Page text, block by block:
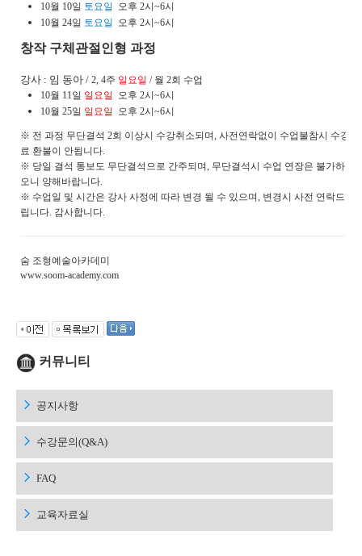
10월 10일 토요일
오후 2시~6시
10월 24일 토요일 오후 2시~6시
창작 구체관절인형 과정
강사 : 임 동아 / 2, 4주 일요일 / 월 2회 수업
10월 11일 일요일
오후 2시~6시
10월 25일 일요일 오후 2시~6시
※ 전 과정 무단결석 2회 이상시 수강취소되며, 사전연락없이 수업불참시 수강
료 환불이 안됩니다.
※ 당일 결석 통보도 무단결석으로 간주되며, 무단결석시 수업 연장은 불가하
오니 양해바랍니다.
※ 수업일 및 시간은 강사 사정에 따라 변경 될 수 있으며, 변경시 사전 연락드
립니다. 감사합니다.
숨 조형예술아카데미
www.soom-academy.com
커뮤니티
공지사항
수강문의(Q&A)
FAQ
교육자료실